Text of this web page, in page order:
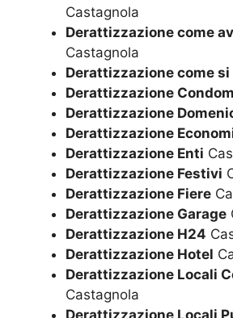
Castagnola
Derattizzazione come
Castagnola
Derattizzazione come si
Derattizzazione
Derattizzazione
Derattizzazione
Derattizzazione Enti
Derattizzazione Festivi
Derattizzazione Fiere
Derattizzazione Garage
Derattizzazione H24
Derattizzazione Hotel
Derattizzazione Locali
Castagnola